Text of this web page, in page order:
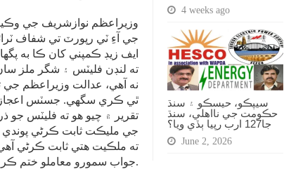
4 weeks ago
سيپڪو، حيسڪو ۽ سنڌ
حڪومت جي نااهلي، سنڌ
جا127 ارب رپيا ٻڏي ويا؟
June 2, 2026
وزيراعظم نوازشريف جي
جي آءِ ٽي رپورٽ تي شفاف
ايف زيڊ ڪمپني کان ڪا به
ته لنڊن فليٽس ۽ شگر ملز
نه آهي، عدالت وزيراعظم جي
ٿي ڪري سگهي. جسٽس اعجاز
تقرير ۾ چيو هو ته فليٽس جو
جي مليڪت ثابت ڪرڻي پوندي
ته ملڪيت هتي ثابت ڪرڻي
جواب سمورو معاملو ختم ڪري ڇڏيندو.